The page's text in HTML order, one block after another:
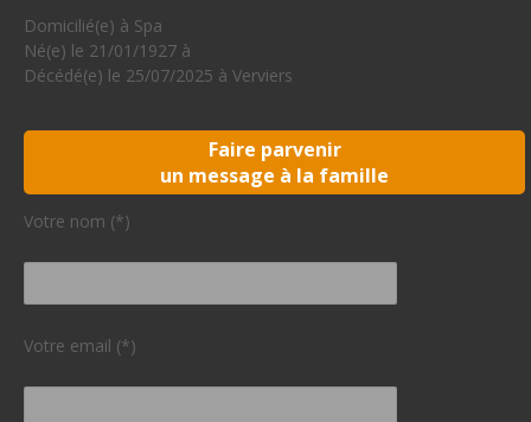
Domicilié(e) à Spa
Né(e) le 21/01/1927 à
Décédé(e) le 25/07/2025 à Verviers
Faire parvenir
un message à la famille
Votre nom (*)
Votre email (*)